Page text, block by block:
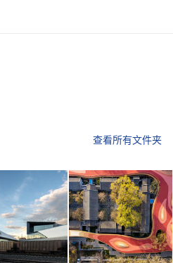
查看所有文件夹